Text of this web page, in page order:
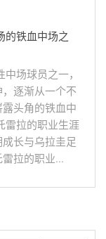
的铁血中场之
场球员之一，
逐渐从一个不
头角的铁血中
雷拉的职业生涯
长与乌拉圭足
拉的职业...